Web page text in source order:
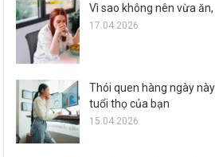
Vì sao không nên vừa
17.04.2026
Thói quen hàng ngày
tuổi thọ của bạn
15.04.2026